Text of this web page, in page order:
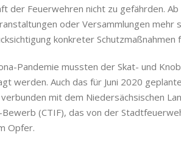
der Feuerwehren nicht zu gefährden.
oder Versammlungen mehr
konkreter
Pandemie mussten der Skat- und
werden. Auch das für Juni 2020
mit dem Niedersächsischen
Bewerb (CTIF), das von der
Opfer.